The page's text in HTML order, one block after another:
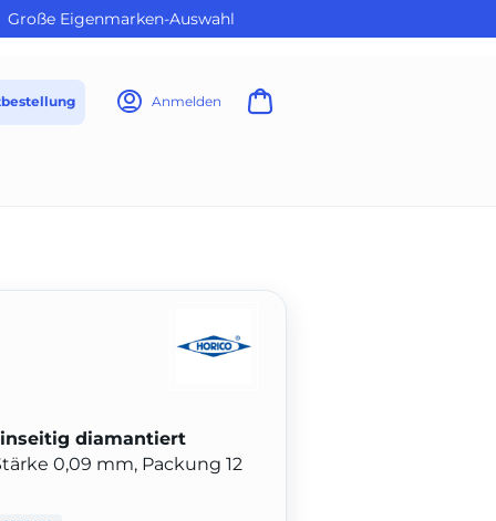
Große Eigenmarken-Auswahl
Anmelden
diamantiert
0,09 mm, Packung 12